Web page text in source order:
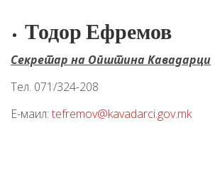
Тодор Ефремов
Секретар на Општина Кавадарци
Тел. 071/324-208
Е-маил: tefremov@kavadarci.gov.mk